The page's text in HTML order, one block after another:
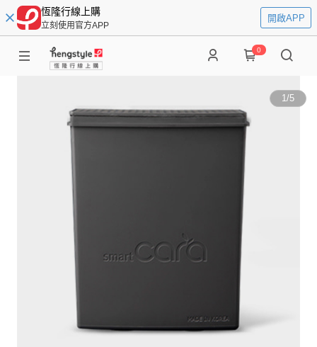
恆隆行線上購
立刻使用官方APP
開啟APP
0
1/5